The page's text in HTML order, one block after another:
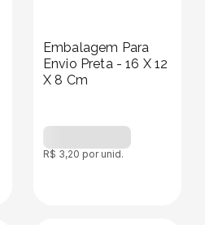
Embalagem Para
Envio Preta - 16 X 12
X 8 Cm
R$ 3,20 por unid.